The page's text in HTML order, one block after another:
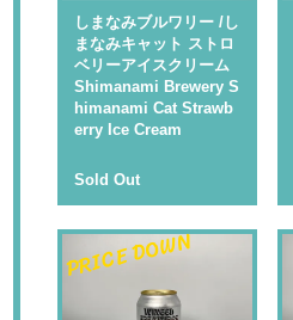
しまなみブルワリー /し
まなみキャット ストロ
ベリーアイスクリーム
Shimanami Brewery S
himanami Cat Strawb
erry Ice Cream
Sold Out
PRICE DOWN